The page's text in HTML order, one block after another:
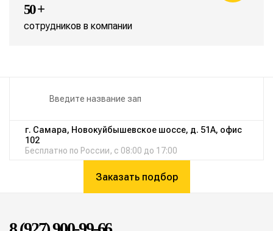
50 +
сотрудников в компании
г. Самара, Новокуйбышевское шоссе, д. 51А, офис
102
Бесплатно по России, с 08:00 до 17:00
Заказать подбор